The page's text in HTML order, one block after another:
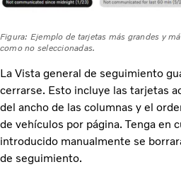
Figura: Ejemplo de tarjetas más grandes y
como no seleccionadas.
La Vista general de seguimiento
cerrarse. Esto incluye las tarjetas
del ancho de las columnas y el
de vehículos por página. Tenga en
introducido manualmente se
de seguimiento.